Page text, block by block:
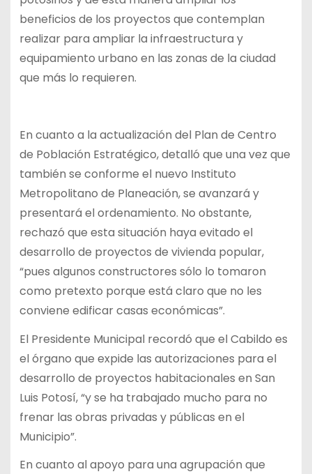
beneficios de los proyectos que contemplan
realizar para ampliar la infraestructura y
equipamiento urbano en las zonas de la ciudad
que más lo requieren.
En cuanto a la actualización del Plan de Centro
de Población Estratégico, detalló que una vez que
también se conforme el nuevo Instituto
Metropolitano de Planeación, se avanzará y
presentará el ordenamiento. No obstante,
rechazó que esta situación haya evitado el
desarrollo de proyectos de vivienda popular,
“pues algunos constructores sólo lo tomaron
como pretexto porque está claro que no les
conviene edificar casas económicas”.
El Presidente Municipal recordó que el Cabildo es
el órgano que expide las autorizaciones para el
desarrollo de proyectos habitacionales en San
Luis Potosí, “y se ha trabajado mucho para no
frenar las obras privadas y públicas en el
Municipio”.
En cuanto al apoyo para una agrupación que